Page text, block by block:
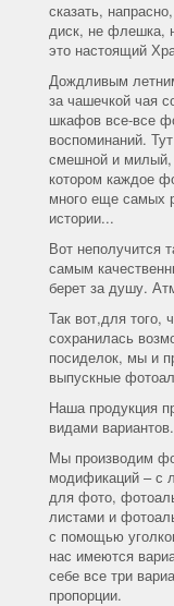
сказать,
диск, не флешка,
это настоящий
Дождливым
за чашечкой чая
шкафов все-все
воспоминаний.
смешной и милый,
котором каждое
много еще самых
истории...
Вот неполучится
самым
берет за душу.
Так вот,для того,
сохранилась
посиделок, мы и
выпускные
Наша продукция
видами вариантов.
Мы производим
модификаций – с
для фото,
листами и
с помощью
нас имеются
себе все три
пропорции.